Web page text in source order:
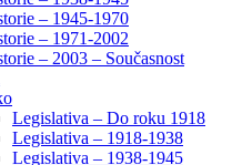
– 1945-1970
– 1971-2002
– 2003 – Současnost
Legislativa – Do roku 1918
Legislativa – 1918-1938
Legislativa – 1938-1945